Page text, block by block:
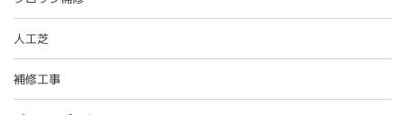
人工芝
補修工事